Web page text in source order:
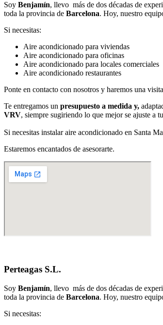
Soy Benjamín, llevo más de dos décadas de
toda la provincia de Barcelona. Hoy, nuestro
Si necesitas:
Aire acondicionado para viviendas
Aire acondicionado para oficinas
Aire acondicionado para locales comerciales
Aire acondicionado restaurantes
Ponte en contacto con nosotros y haremos una
Te entregamos un presupuesto a medida y,
VRV, siempre sugiriendo lo que mejor se ajuste a
Si necesitas instalar aire acondicionado en Santa
Estaremos encantados de asesorarte.
Perteagas S.L.
Soy Benjamín, llevo más de dos décadas de
toda la provincia de Barcelona. Hoy, nuestro
Si necesitas: